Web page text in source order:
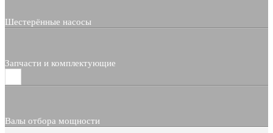
Шестерённые насосы
Запчасти и комплектующие
Валы отбора мощности